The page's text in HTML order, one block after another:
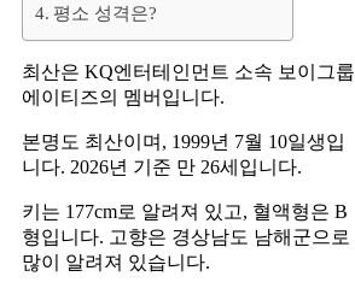
평소 성격은?
최산은 KQ엔터테인먼트 소속 보이그룹
에이티즈의 멤버입니다.
본명도 최산이며, 1999년 7월 10일생입
니다. 2026년 기준 만 26세입니다.
키는 177cm로 알려져 있고, 혈액형은 B
형입니다. 고향은 경상남도 남해군으로
많이 알려져 있습니다.